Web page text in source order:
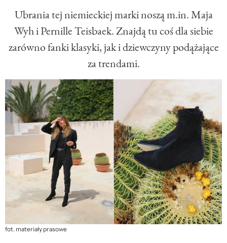
Ubrania tej niemieckiej marki noszą m.in. Maja
Wyh i Pernille Teisbaek. Znajdą tu coś dla siebie
zarówno fanki klasyki, jak i dziewczyny podążające
za trendami.
fot. materiały prasowe